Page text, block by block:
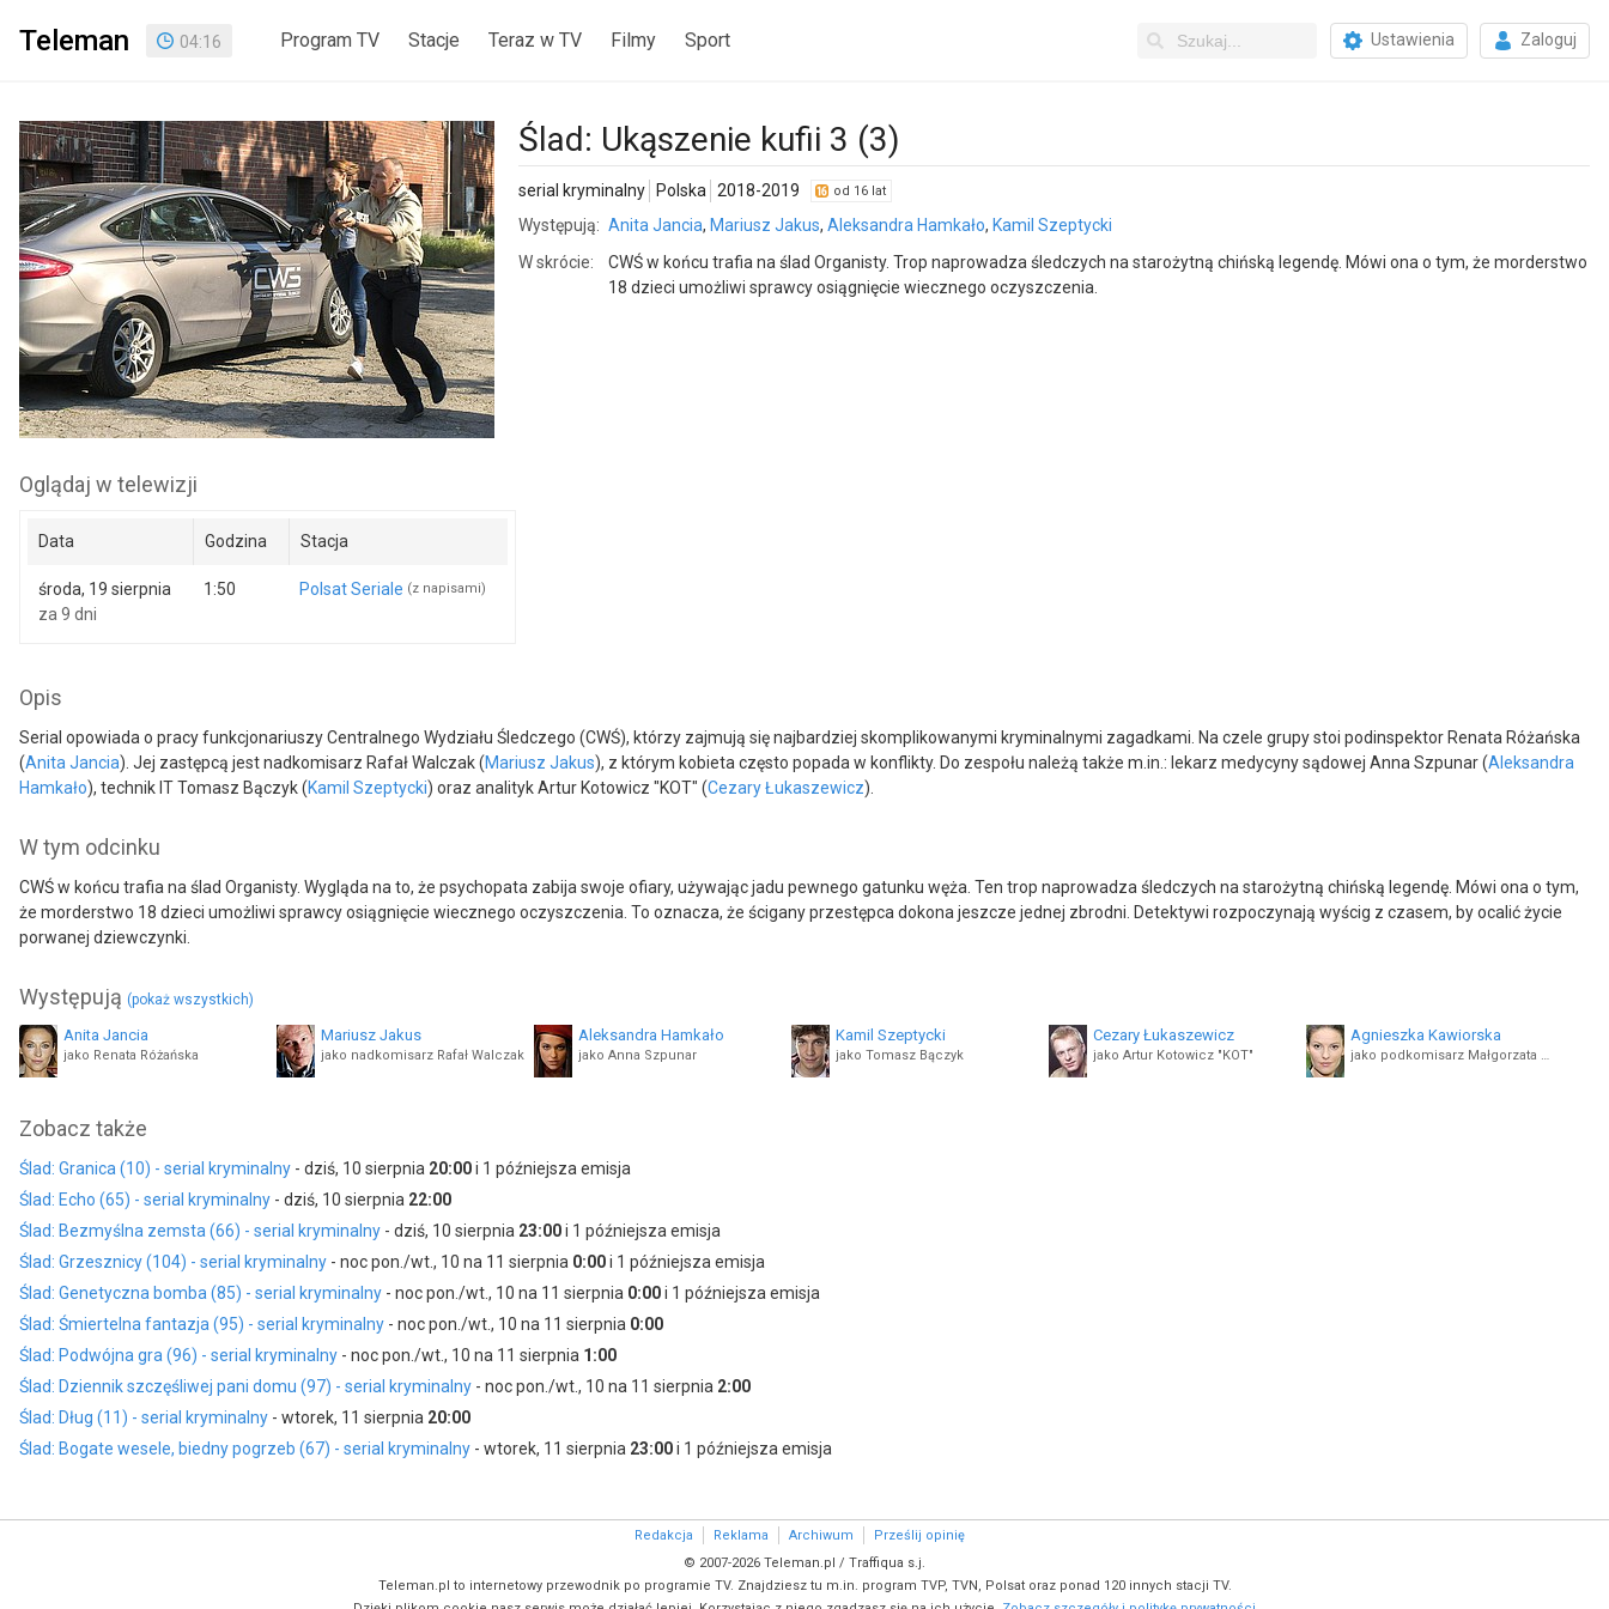
Teleman 04:16 Program TV Stacje Teraz w TV Filmy Sport Ustawienia Zaloguj
Ślad: Ukąszenie kufii 3 (3)
serial kryminalny Polska 2018-2019 od 16 lat
Występują: Anita Jancia, Mariusz Jakus, Aleksandra Hamkało, Kamil Szeptycki
W skrócie:
CWŚ w końcu trafia na ślad Organisty. Trop naprowadza śledczych na starożytną chińską legendę. Mówi ona o tym, że morderstwo
18 dzieci umożliwi sprawcy osiągnięcie wiecznego oczyszczenia.
Oglądaj w telewizji
Data Godzina Stacja
środa, 19 sierpnia
za 9 dni
1:50 Polsat Seriale (z napisami)
Opis
Serial opowiada o pracy funkcjonariuszy Centralnego Wydziału Śledczego (CWŚ), którzy zajmują się najbardziej skomplikowanymi kryminalnymi zagadkami. Na czele grupy stoi podinspektor Renata Różańska
(Anita Jancia). Jej zastępcą jest nadkomisarz Rafał Walczak (Mariusz Jakus), z którym kobieta często popada w konflikty. Do zespołu należą także m.in.: lekarz medycyny sądowej Anna Szpunar (Aleksandra
Hamkało), technik IT Tomasz Bączyk (Kamil Szeptycki) oraz analityk Artur Kotowicz "KOT" (Cezary Łukaszewicz).
W tym odcinku
CWŚ w końcu trafia na ślad Organisty. Wygląda na to, że psychopata zabija swoje ofiary, używając jadu pewnego gatunku węża. Ten trop naprowadza śledczych na starożytną chińską legendę. Mówi ona o tym,
że morderstwo 18 dzieci umożliwi sprawcy osiągnięcie wiecznego oczyszczenia. To oznacza, że ścigany przestępca dokona jeszcze jednej zbrodni. Detektywi rozpoczynają wyścig z czasem, by ocalić życie
porwanej dziewczynki.
Występują (pokaż wszystkich)
Anita Jancia
jako Renata Różańska
Mariusz Jakus
jako nadkomisarz Rafał Walczak
Aleksandra Hamkało
jako Anna Szpunar
Kamil Szeptycki
jako Tomasz Bączyk
Cezary Łukaszewicz
jako Artur Kotowicz "KOT"
Agnieszka Kawiorska
jako podkomisarz Małgorzata Mazurek
Dariusz Toczek
jako Piotr Olszewik
Marcin Perchuć
jako Janusz Wielichowski
Aleksander Mikołajczak
Paulina Mikuśkiewicz
jako starszy aspirant Julia Sulimowska
Michał Gadomski
jako komisarz Jędrzej Lisowski
Zobacz także
Ślad: Granica (10) - serial kryminalny - dziś, 10 sierpnia 20:00i 1 późniejsza emisja
Ślad: Echo (65) - serial kryminalny - dziś, 10 sierpnia 22:00
Ślad: Bezmyślna zemsta (66) - serial kryminalny - dziś, 10 sierpnia 23:00i 1 późniejsza emisja
Ślad: Grzesznicy (104) - serial kryminalny - noc pon./wt., 10 na 11 sierpnia 0:00i 1 późniejsza emisja
Ślad: Genetyczna bomba (85) - serial kryminalny - noc pon./wt., 10 na 11 sierpnia 0:00i 1 późniejsza emisja
Ślad: Śmiertelna fantazja (95) - serial kryminalny - noc pon./wt., 10 na 11 sierpnia 0:00
Ślad: Podwójna gra (96) - serial kryminalny - noc pon./wt., 10 na 11 sierpnia 1:00
Ślad: Dziennik szczęśliwej pani domu (97) - serial kryminalny - noc pon./wt., 10 na 11 sierpnia 2:00
Ślad: Dług (11) - serial kryminalny - wtorek, 11 sierpnia 20:00
Ślad: Bogate wesele, biedny pogrzeb (67) - serial kryminalny - wtorek, 11 sierpnia 23:00i 1 późniejsza emisja
Redakcja Reklama Archiwum
Prześlij opinię
© 2007-2026 Teleman.pl / Traffiqua s.j.
Teleman.pl to internetowy przewodnik po programie TV. Znajdziesz tu m.in. program TVP, TVN, Polsat oraz ponad 120 innych stacji TV.